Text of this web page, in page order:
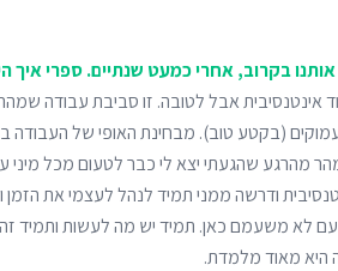
בקרוב, אחרי כמעט שנתיים. ספרי איך
אינטנסיבית אבל לטובה. זו סביבת עבודה
(בקטע טוב). מבחינת האופי של העבודה
מהר מהרגע שהגעתי יצא לי כבר לטעום מכל
ודרשה ממני תמיד לנהל לעצמי את
לא משעמם כאן. תמיד יש מה לעשות ותמיד
היא מאוד מלמדת.